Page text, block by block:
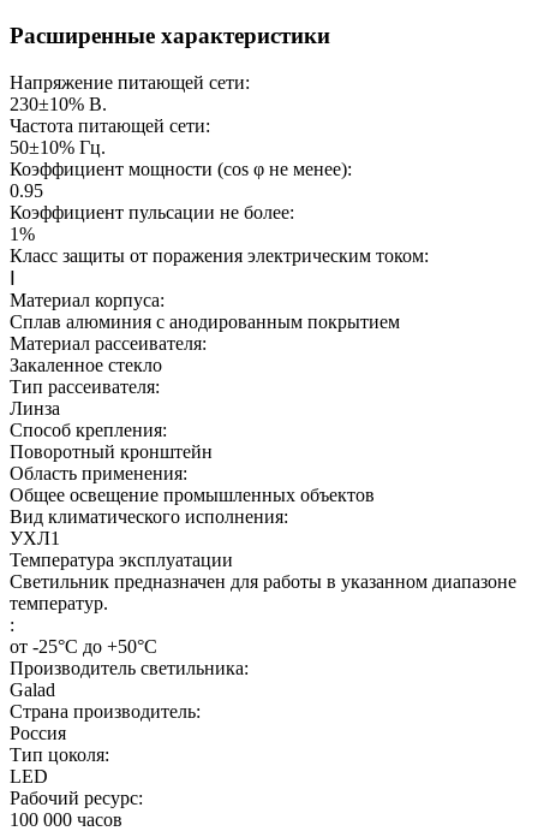
Расширенные характеристики
Напряжение питающей сети:
230±10% В.
Частота питающей сети:
50±10% Гц.
Коэффициент мощности (cos φ не менее):
0.95
Коэффициент пульсации не более:
1%
Класс защиты от поражения электрическим током:
Материал корпуса:
Сплав алюминия с анодированным покрытием
Материал рассеивателя:
Закаленное стекло
Тип рассеивателя:
Линза
Способ крепления:
Поворотный кронштейн
Область применения:
Общее освещение промышленных объектов
Вид климатического исполнения:
УХЛ1
Температура эксплуатации
Светильник предназначен для работы в указанном диапазоне
температур.
:
от -25°С до +50°С
Производитель светильника:
Galad
Страна производитель:
Россия
Тип цоколя:
LED
Рабочий ресурс:
100 000 часов